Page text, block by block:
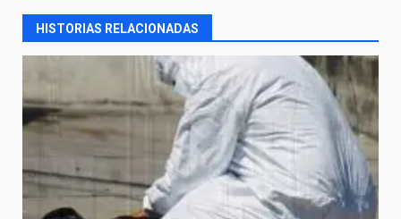
HISTORIAS RELACIONADAS